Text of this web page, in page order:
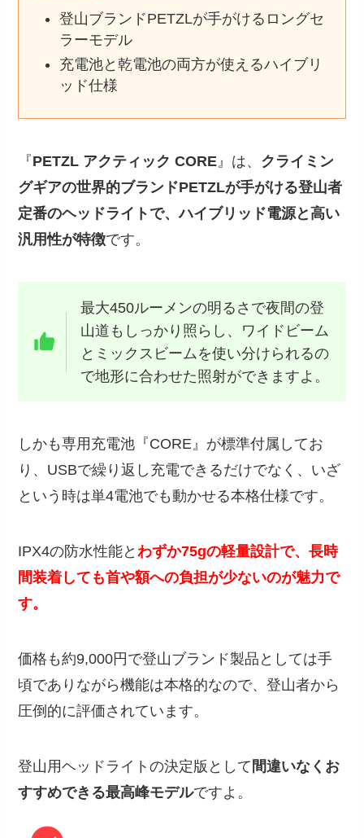
登山ブランドPETZLが手がけるロングセ
ラーモデル
充電池と乾電池の両方が使えるハイブリ
ッド仕様
『PETZL アクティック CORE 』は、 クライミン
グギアの世界的ブランドPETZLが手がける登山者
定番のヘッドライトで、ハイブリッド電源と高い
汎用性が特徴です。
最大450ルーメンの明るさで夜間の登
山道もしっかり照らし、ワイドビーム
とミックスビームを使い分けられるの
で地形に合わせた照射ができますよ。
しかも専用充電池『CORE』が標準付属してお
り、USBで繰り返し充電できるだけでなく、いざ
という時は単4電池でも動かせる本格仕様です。
IPX4の防水性能とわずか75gの軽量設計で、長時
間装着しても首や額への負担が少ないのが魅力で
す。
価格も約9,000円で登山ブランド製品としては手
頃でありながら機能は本格的なので、登山者から
圧倒的に評価されています。
登山用ヘッドライトの決定版として 間違いなくお
すすめできる最高峰モデルですよ。